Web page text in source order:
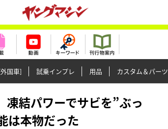
国車] 試乗インプレ 用品 カスタム＆パーツ
結パワーでサビを”ぶっ
は本物だった